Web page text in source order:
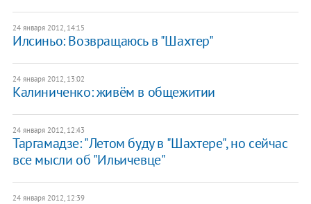
24 января 2012, 14:15
Илсиньо: Возвращаюсь в "Шахтер"
24 января 2012, 13:02
Калиниченко: живём в общежитии
24 января 2012, 12:43
Таргамадзе: "Летом буду в "Шахтере", но сейчас
все мысли об "Ильичевце"
24 января 2012, 12:39